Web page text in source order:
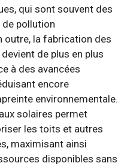
qui sont souvent des
pollution
outre, la fabrication des
de plus en plus
à des avancées
encore
environnementale.
solaires permet
les toits et autres
maximisant ainsi
disponibles sans